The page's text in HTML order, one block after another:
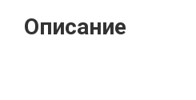
Описание